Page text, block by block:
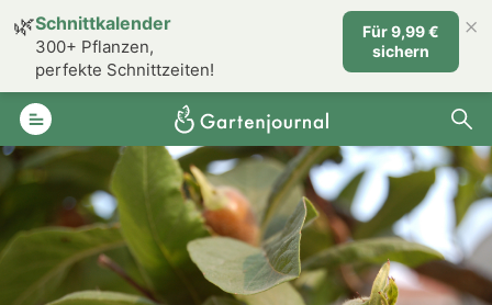
🌿Schnittkalender
300+ Pflanzen,
perfekte Schnittzeiten!
Für 9,99 €
sichern
×